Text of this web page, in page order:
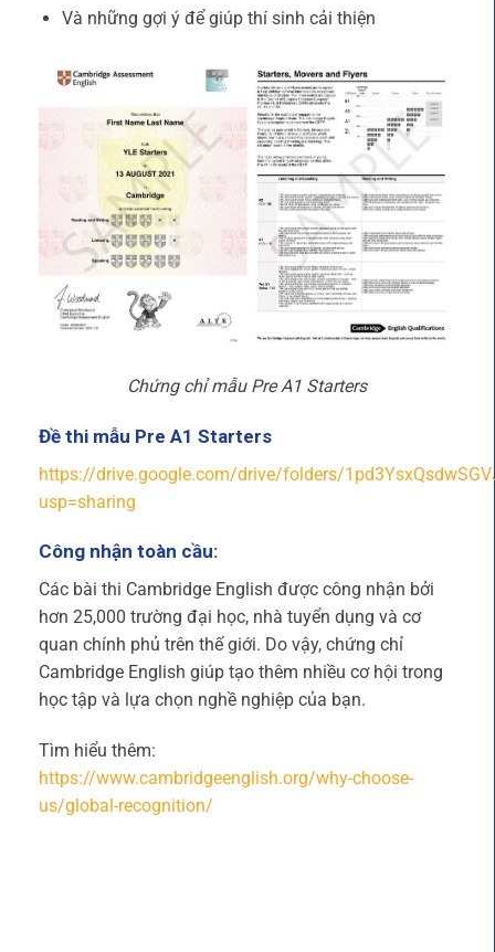
Và những gợi ý để giúp thí sinh cải thiện
Chứng chỉ mẫu Pre A1 Starters
Đề thi mẫu Pre A1 Starters
https://drive.google.com/drive/folders/
usp=sharing
Công nhận toàn cầu:
Các bài thi Cambridge English được công nhận bởi
hơn 25,000 trường đại học, nhà tuyển dụng và cơ
quan chính phủ trên thế giới. Do vậy, chứng chỉ
Cambridge English giúp tạo thêm nhiều cơ hội trong
học tập và lựa chọn nghề nghiệp của bạn.
Tìm hiểu thêm:
https://www.cambridgeenglish.org/why-choose-
us/global-recognition/